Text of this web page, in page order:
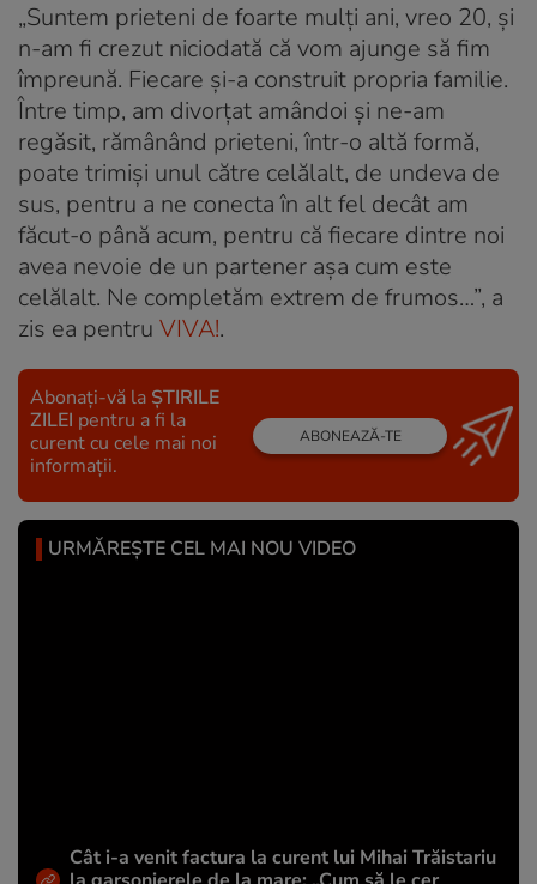
„Suntem prieteni de foarte mulți ani, vreo 20, și
n-am fi crezut niciodată că vom ajunge să fim
împreună. Fiecare și-a construit propria familie.
Între timp, am divorțat amândoi și ne-am
regăsit, rămânând prieteni, într-o altă formă,
poate trimiși unul către celălalt, de undeva de
sus, pentru a ne conecta în alt fel decât am
făcut-o până acum, pentru că fiecare dintre noi
avea nevoie de un partener așa cum este
celălalt. Ne completăm extrem de frumos…”, a
zis ea pentru VIVA!.
Abonați-vă la ȘTIRILE
ZILEI pentru a fi la
curent cu cele mai noi
informații.
ABONEAZĂ-TE
URMĂREȘTE CEL MAI NOU VIDEO
Cât i-a venit factura la curent lui Mihai Trăistariu